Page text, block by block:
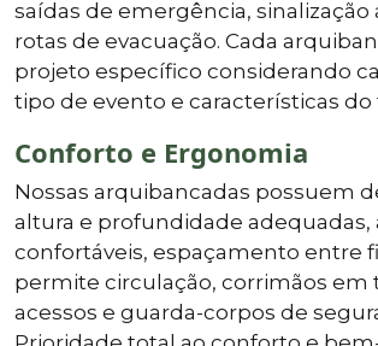
saídas de emergência, sinalização
rotas de evacuação. Cada
projeto específico considerando
tipo de evento e características do
Conforto e Ergonomia
Nossas arquibancadas possuem
altura e profundidade adequadas,
confortáveis, espaçamento entre
permite circulação, corrimãos em
acessos e guarda-corpos de